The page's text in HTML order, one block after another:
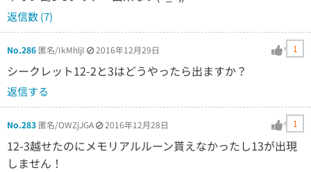
返信数 (7)
No.286 匿名/IkMhljI 2016年12月29日 1
シークレット12-2と3はどうやったら出ますか？
返信する
No.283 匿名/OWZjJGA 2016年12月28日 1
12-3越せたのにメモリアルルーン貰えなかったし13が出現
しません！